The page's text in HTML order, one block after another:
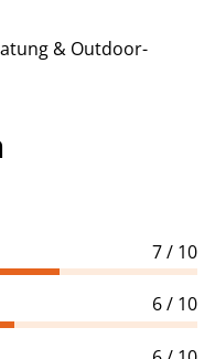
& Outdoor-
7 / 10
6 / 10